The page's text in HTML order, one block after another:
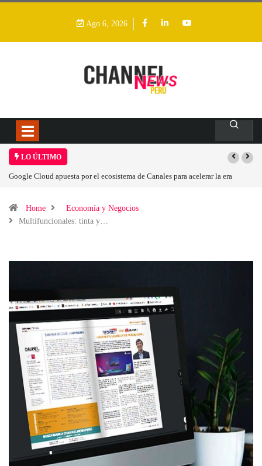
Ago 6, 2026
LO ÚLTIMO
acelerar la era Las causas del impulso al alza en el precio de las placas
Home
Economía y Negocios
Multifuncionales: tinta y…